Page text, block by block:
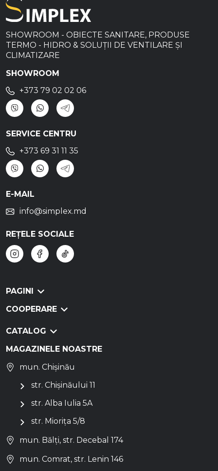
SHOWROOM - OBIECTE SANITARE, PRODUSE
TERMO - HIDRO & SOLUȚII DE VENTILARE ȘI
CLIMATIZARE
SHOWROOM
+373 79 02 02 06
SERVICE CENTRU
+373 69 31 11 35
E-MAIL
info@simplex.md
REȚELE SOCIALE
PAGINI
COOPERARE
CATALOG
MAGAZINELE NOASTRE
mun. Chișinău
str. Chișinăului 11
str. Alba Iulia 5A
str. Miorița 5/8
mun. Bălți, str. Decebal 174
mun. Comrat, str. Lenin 146